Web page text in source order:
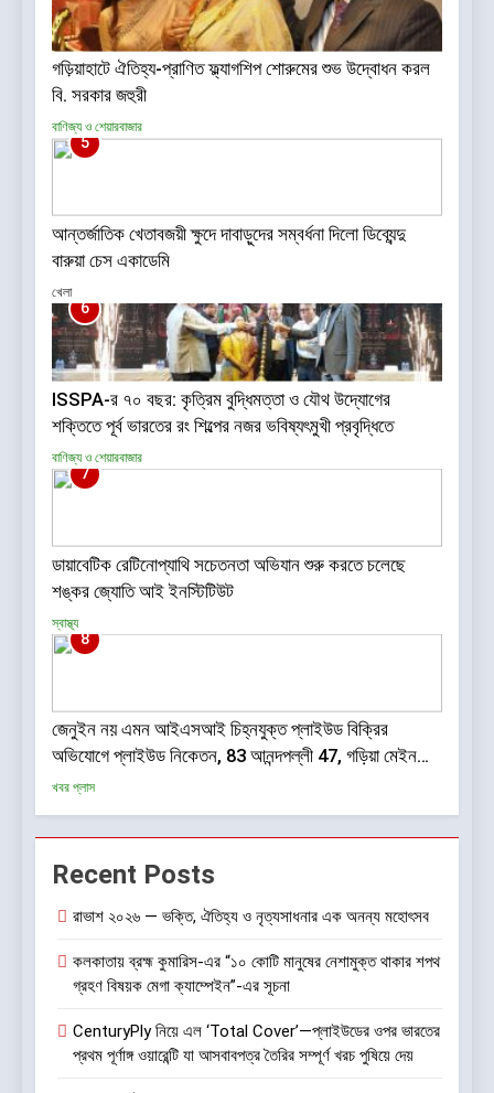
গড়িয়াহাটে ঐতিহ্য-প্রাণিত ফ্ল্যাগশিপ শোরুমের শুভ উদ্বোধন করল
বি. সরকার জহুরী
বাণিজ্য ও শেয়ারবাজার
5
আন্তর্জাতিক খেতাবজয়ী ক্ষুদে দাবাড়ুদের সম্বর্ধনা দিলো ডিব্যেন্দু
বারুয়া চেস একাডেমি
খেলা
6
ISSPA-র ৭০ বছর: কৃত্রিম বুদ্ধিমত্তা ও যৌথ উদ্যোগের
শক্তিতে পূর্ব ভারতের রং শিল্পের নজর ভবিষ্যৎমুখী প্রবৃদ্ধিতে
বাণিজ্য ও শেয়ারবাজার
7
ডায়াবেটিক রেটিনোপ্যাথি সচেতনতা অভিযান শুরু করতে চলেছে
শঙ্কর জ্যোতি আই ইনস্টিটিউট
স্বাস্থ্য
8
জেনুইন নয় এমন আইএসআই চিহ্নযুক্ত প্লাইউড বিক্রির
অভিযোগে প্লাইউড নিকেতন, 83 আনন্দপল্লী 47, গড়িয়া মেইন
রোড, মহামায়াতলা, সোনারপুর, দক্ষিণ 24 পরগনা-700084-তে
খবর প্লাস
Recent Posts
রাভাশ ২০২৬ — ভক্তি, ঐতিহ্য ও নৃত্যসাধনার এক অনন্য মহোৎসব
কলকাতায় ব্রহ্ম কুমারিস-এর “১০ কোটি মানুষের নেশামুক্ত থাকার শপথ
গ্রহণ বিষয়ক মেগা ক্যাম্পেইন”-এর সূচনা
CenturyPly নিয়ে এল ‘Total Cover’—প্লাইউডের ওপর ভারতের
প্রথম পূর্ণাঙ্গ ওয়ারেন্টি যা আসবাবপত্র তৈরির সম্পূর্ণ খরচ পুষিয়ে দেয়